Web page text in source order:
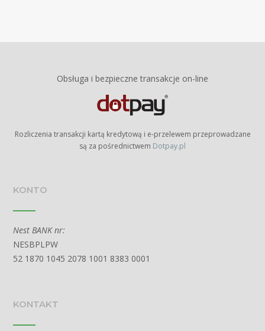
Obsługa i bezpieczne transakcje on-line
Rozliczenia transakcji kartą kredytową i e-przelewem przeprowadzane
są za pośrednictwem Dotpay.pl
KONTO
Nest BANK nr:
NESBPLPW
52 1870 1045 2078 1001 8383 0001
KONTAKT